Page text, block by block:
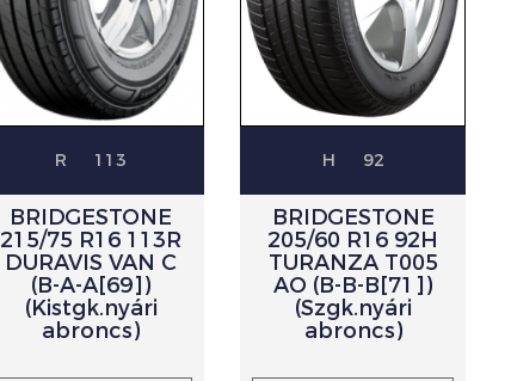
R 113
BRIDGESTONE
215/75 R16 113R
DURAVIS VAN C
(B-A-A[69])
(Kistgk.nyári
abroncs)
H 92
BRIDGESTONE
205/60 R16 92H
TURANZA T005
AO (B-B-B[71])
(Szgk.nyári
abroncs)